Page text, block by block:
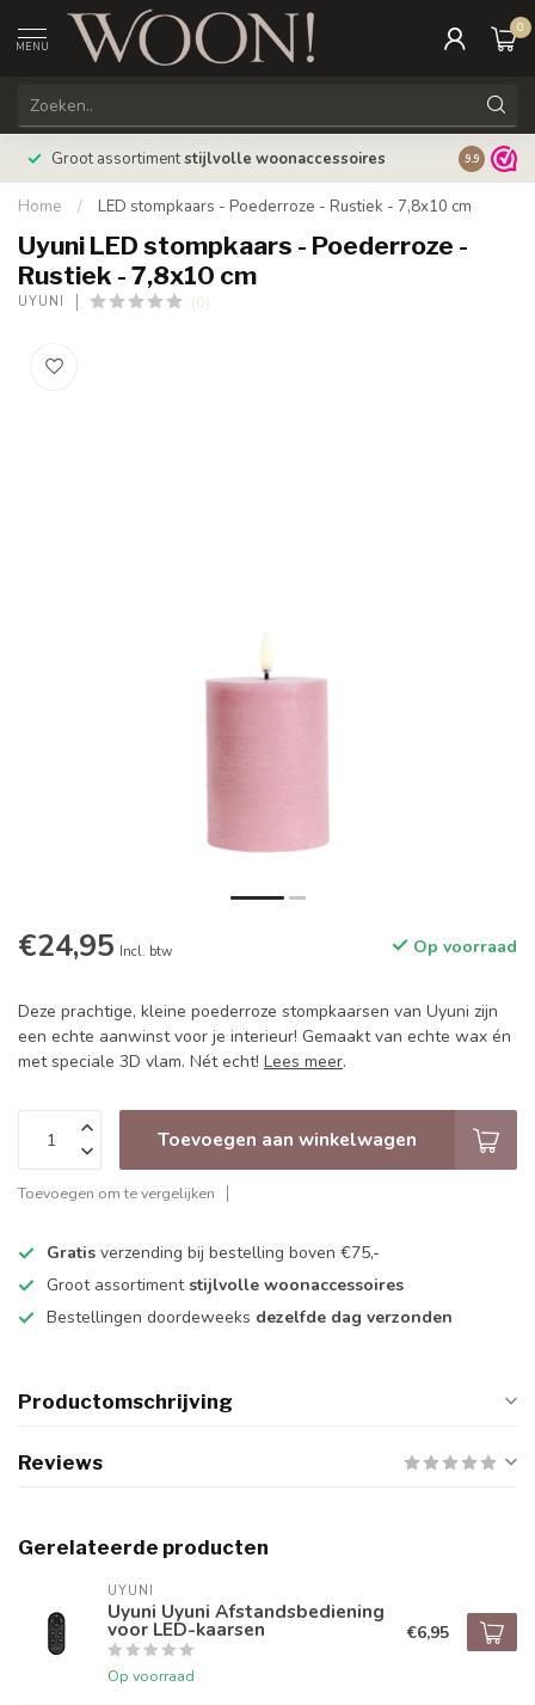
MENU
0
Groot assortimentstijlvolle woonaccessoires 9.9
Home / LED stompkaars - Poederroze - Rustiek - 7,8x10 cm
Uyuni LED stompkaars - Poederroze -
Rustiek - 7,8x10 cm
UYUNI (0)
€24,95 Incl. btw Op voorraad
Deze prachtige, kleine poederroze stompkaarsen van Uyuni zijn
een echte aanwinst voor je interieur! Gemaakt van echte wax én
met speciale 3D vlam. Nét echt! Lees meer.
Toevoegen aan winkelwagen
Toevoegen om te vergelijken
Gratis verzending bij bestelling boven €75,-
Groot assortiment stijlvolle woonaccessoires
Bestellingen doordeweeks dezelfde dag verzonden
Productomschrijving
Reviews
Gerelateerde producten
UYUNI
Uyuni Uyuni Afstandsbediening
voor LED-kaarsen
Op voorraad
€6,95